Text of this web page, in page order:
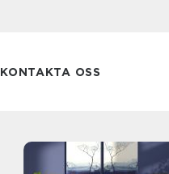
KONTAKTA OSS